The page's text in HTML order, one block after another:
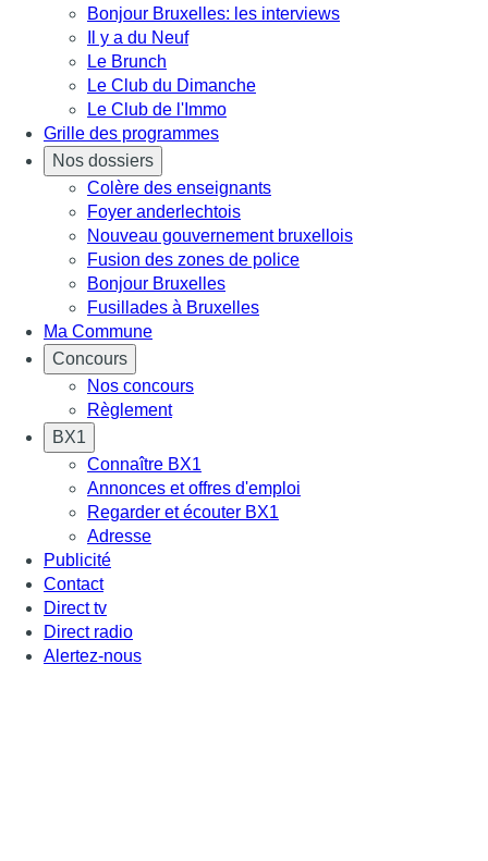
Bonjour Bruxelles: les interviews
Il y a du Neuf
Le Brunch
Le Club du Dimanche
Le Club de l'Immo
Grille des programmes
Nos dossiers
Colère des enseignants
Foyer anderlechtois
Nouveau gouvernement bruxellois
Fusion des zones de police
Bonjour Bruxelles
Fusillades à Bruxelles
Ma Commune
Concours
Nos concours
Règlement
BX1
Connaître BX1
Annonces et offres d'emploi
Regarder et écouter BX1
Adresse
Publicité
Contact
Direct tv
Direct radio
Alertez-nous